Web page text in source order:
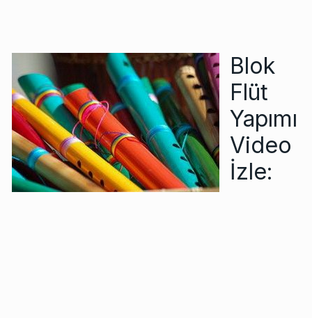
Blok
Flüt
Yapımı
Video
İzle: